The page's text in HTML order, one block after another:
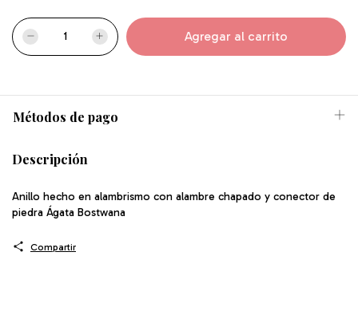
Métodos de pago
Descripción
Anillo hecho en alambrismo con alambre chapado y conector de
piedra Ágata Bostwana
Compartir